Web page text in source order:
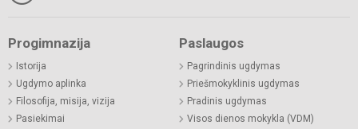
Progimnazija
Istorija
Ugdymo aplinka
Filosofija, misija, vizija
Pasiekimai
Paslaugos
Pagrindinis ugdymas
Priešmokyklinis ugdymas
Pradinis ugdymas
Visos dienos mokykla (VDM)